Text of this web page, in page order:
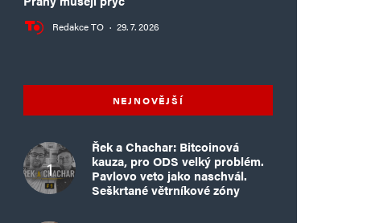
Redakce TO · 29. 7. 2026
NEJNOVĚJŠÍ
Řek a Chachar: Bitcoinová
kauza, pro ODS velký problém.
Pavlovo veto jako naschvál.
Seškrtané větrníkové zóny